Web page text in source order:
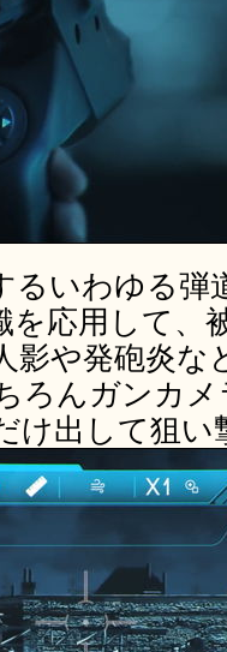
るいわゆる弾
を応用して、
影や発砲炎な
ろんガンカ
け出して狙